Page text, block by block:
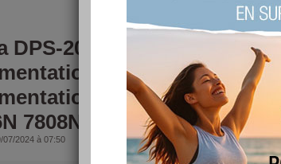
DPS-200PB-185A Bloc
- 200W Bloc
pour Delta 7816N
7808N
07/2024 à 07:50